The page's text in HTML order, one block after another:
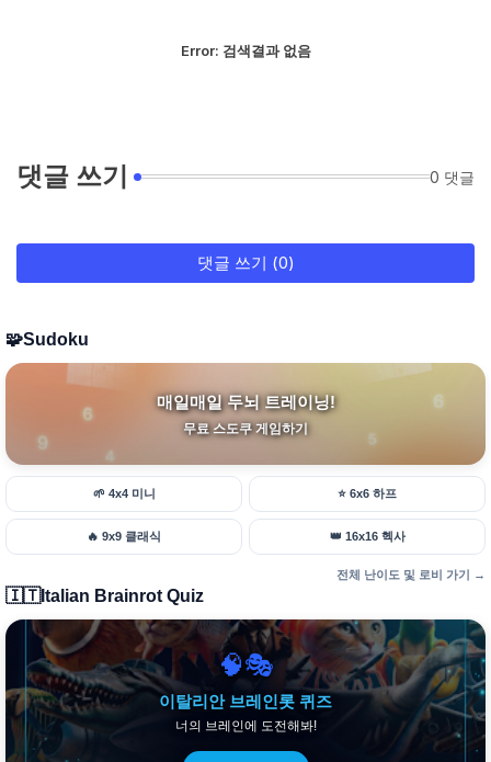
Error: 검색결과 없음
댓글 쓰기 0 댓글
댓글 쓰기 (0)
🧩Sudoku
매일매일 두뇌 트레이닝!
무료 스도쿠 게임하기
🌱 4x4 미니 ⭐ 6x6 하프
🔥 9x9 클래식 👑 16x16 헥사
전체 난이도 및 로비 가기 →
🇮🇹Italian Brainrot Quiz
🧠🎭
이탈리안 브레인롯 퀴즈
너의 브레인에 도전해봐!